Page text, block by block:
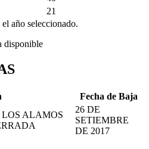
21
año seleccionado.
disponible
Fecha de Baja
ALAMOS
26 DE
SETIEMBRE
DE 2017